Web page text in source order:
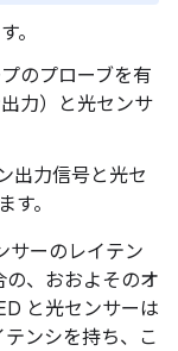
。
のプローブを有
力）と光センサ
出力信号と光セ
。
サーのレイテン
、おおよそのオ
と光センサーは
ンシを持ち、こ